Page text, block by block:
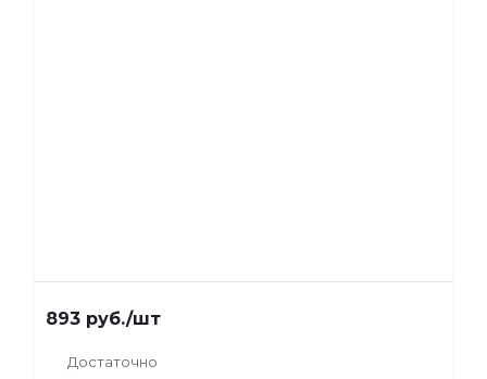
893 руб./шт
Достаточно